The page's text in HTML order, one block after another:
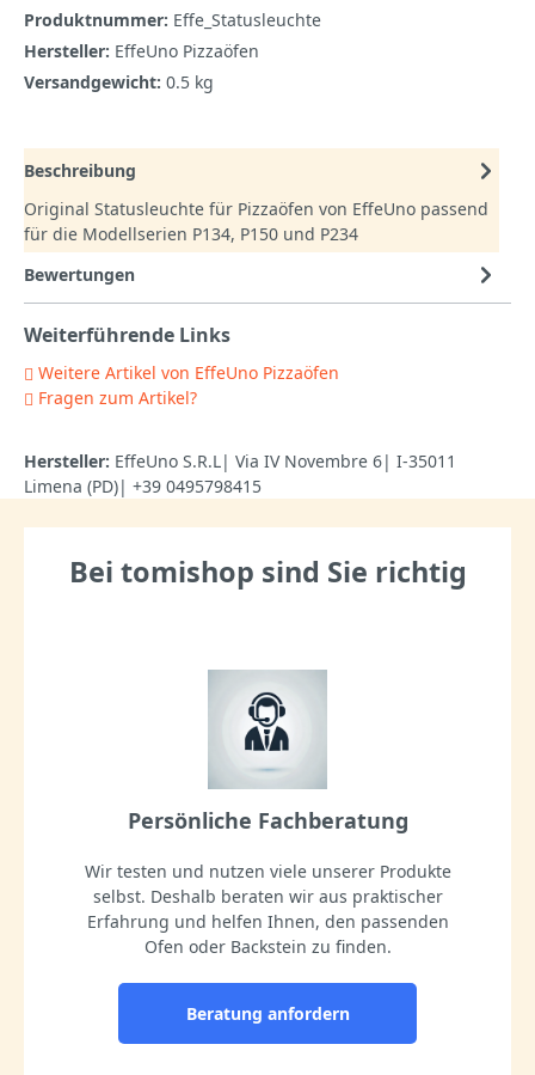
Produktnummer: Effe_Statusleuchte
Hersteller: EffeUno Pizzaöfen
Versandgewicht: 0.5 kg
Beschreibung
Original Statusleuchte für Pizzaöfen von EffeUno passend
für die Modellserien P134, P150 und P234
Bewertungen
Weiterführende Links
Weitere Artikel von EffeUno Pizzaöfen
Fragen zum Artikel?
Hersteller: EffeUno S.R.L| Via IV Novembre 6| I-35011
Limena (PD)| +39 0495798415
Bei tomishop sind Sie richtig
Persönliche Fachberatung
Wir testen und nutzen viele unserer Produkte
selbst. Deshalb beraten wir aus praktischer
Erfahrung und helfen Ihnen, den passenden
Ofen oder Backstein zu finden.
Beratung anfordern